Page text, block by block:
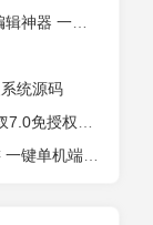
键式AI加持
统源码
陆+大唐盛世【站长亲测】
安卓 iOS 双端带教程